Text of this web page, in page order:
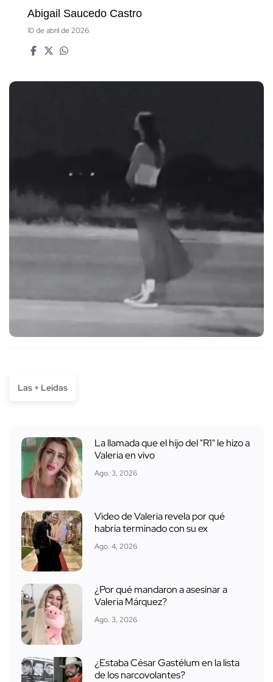
Abigail Saucedo Castro
10 de abril de 2026
Las + Leídas
La llamada que el hijo del "R1" le hizo a
Valeria en vivo
Ago. 3, 2026
Video de Valeria revela por qué
habría terminado con su ex
Ago. 4, 2026
¿Por qué mandaron a asesinar a
Valeria Márquez?
Ago. 3, 2026
¿Estaba César Gastélum en la lista
de los narcovolantes?